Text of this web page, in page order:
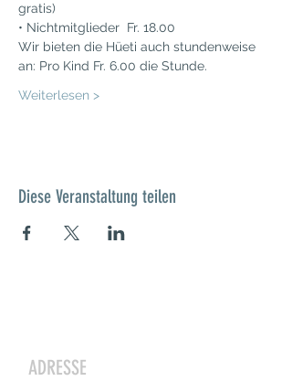
gratis)
• Nichtmitglieder  Fr. 18.00
Wir bieten die Hüeti auch stundenweise
an: Pro Kind Fr. 6.00 die Stunde.
Weiterlesen >
Diese Veranstaltung teilen
ADRESSE